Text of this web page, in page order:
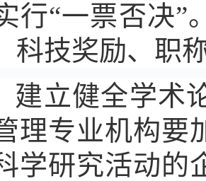
行“一票否决”
科技奖励、职
建立健全学
理专业机构要
学研究活动的